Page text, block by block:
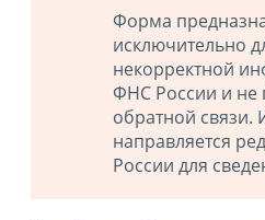
Форма
исключительно
некорректной
ФНС России и не
обратной
направляется
России для